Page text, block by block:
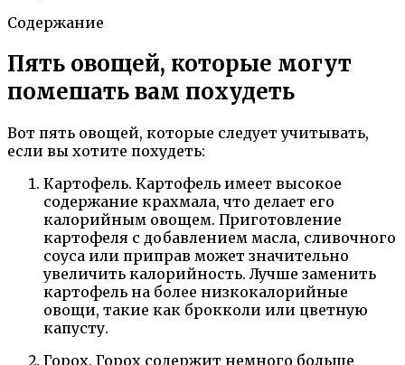
Содержание
Пять овощей, которые могут
помешать вам похудеть
Вот пять овощей, которые следует учитывать,
если вы хотите похудеть:
Картофель. Картофель имеет высокое
содержание крахмала, что делает его
калорийным овощем. Приготовление
картофеля с добавлением масла, сливочного
соуса или приправ может значительно
увеличить калорийность. Лучше заменить
картофель на более низкокалорийные
овощи, такие как брокколи или цветную
капусту.
Горох. Горох содержит немного больше